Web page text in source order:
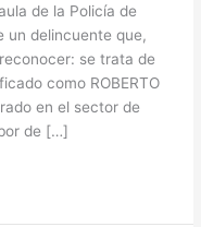
de la Policía de
un delincuente que,
se trata de
como ROBERTO
en el sector de
de […]